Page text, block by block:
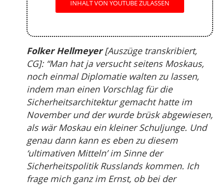
INHALT VON YOUTUBE ZULASSEN
Folker Hellmeyer[Auszüge transkribiert,
CG]: “Man hat ja versucht seitens Moskaus,
noch einmal Diplomatie walten zu lassen,
indem man einen Vorschlag für die
Sicherheitsarchitektur gemacht hatte im
November und der wurde brüsk abgewiesen,
als wär Moskau ein kleiner Schuljunge. Und
genau dann kann es eben zu diesem
‘ultimativen Mitteln’ im Sinne der
Sicherheitspolitik Russlands kommen. Ich
frage mich ganz im Ernst, ob bei der